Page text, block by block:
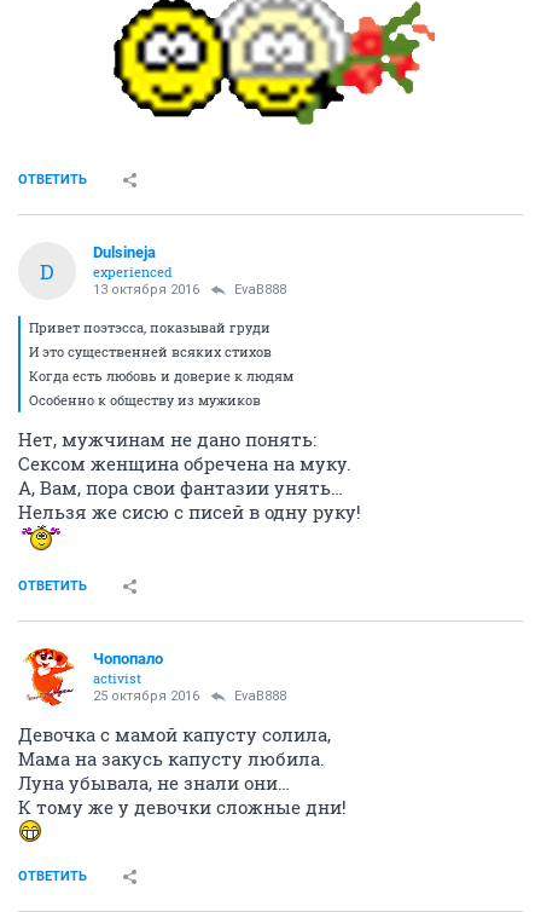
ОТВЕТИТЬ
D
Dulsineja
experienced
13 октября 2016 EvaB888
Привет поэтэсса, показывай груди
И это существенней всяких стихов
Когда есть любовь и доверие к людям
Особенно к обществу из мужиков
Нет, мужчинам не дано понять:
Сексом женщина обречена на муку.
А, Вам, пора свои фантазии унять…
Нельзя же сисю с писей в одну руку!
ОТВЕТИТЬ
Чопопало
activist
25 октября 2016 EvaB888
Девочка с мамой капусту солила,
Мама на закусь капусту любила.
Луна убывала, не знали они…
К тому же у девочки сложные дни!
ОТВЕТИТЬ